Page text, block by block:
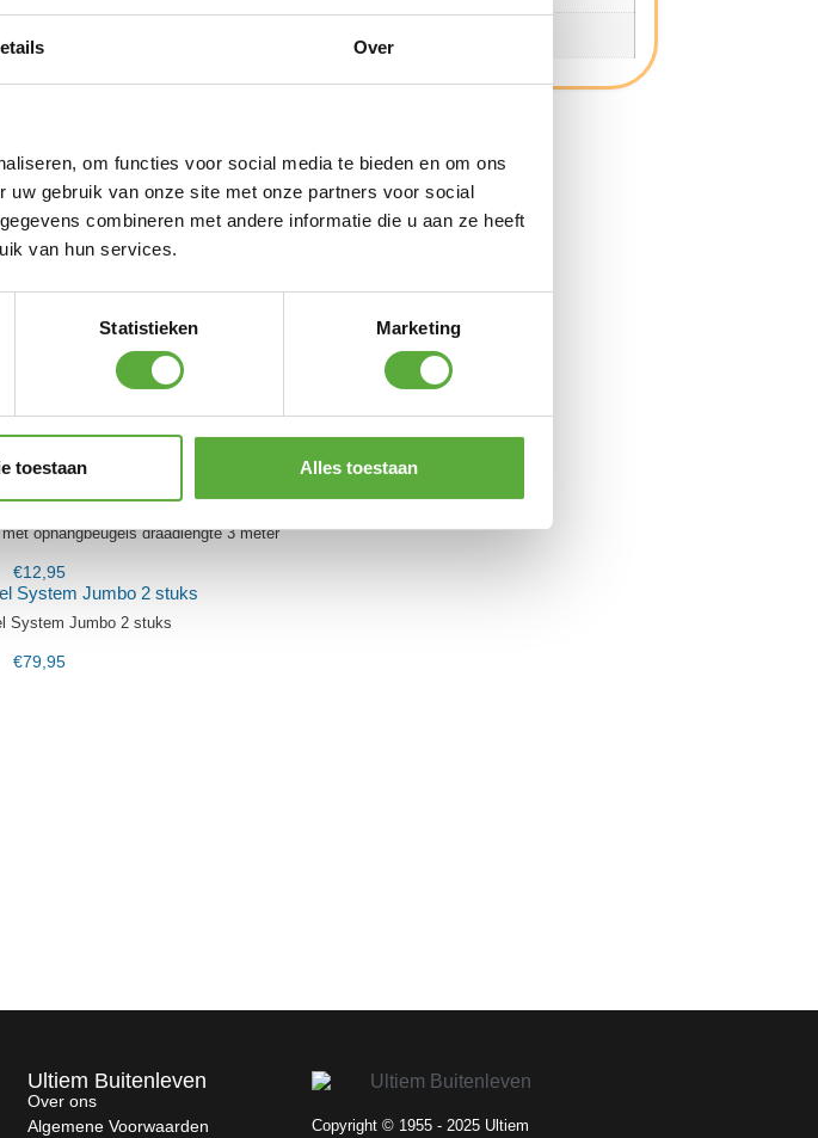
Over
om functies voor social media te bieden en om ons
gebruik van onze site met onze partners voor social
combineren met andere informatie die u aan ze heeft
van hun services.
Statistieken Marketing
toestaan Alles toestaan
200 ml Ocean Blue
ophangbeugels draadlengte 3 meter
€12,95
System Jumbo 2 stuks
€79,95
Ultiem Buitenleven
Over ons
Algemene Voorwaarden
Copyright © 1955 - 2025 Ultiem